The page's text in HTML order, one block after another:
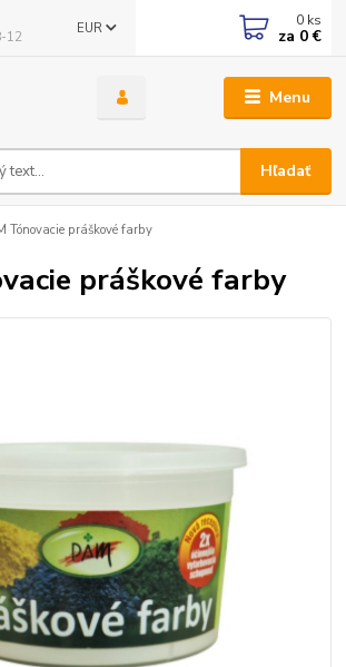
Menu
EUR
Hľadať
12
0 ks
za 0 €
Tónovacie práškové farby
práškové farby